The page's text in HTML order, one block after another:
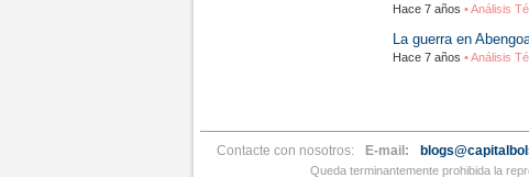
Hace 7 años • Análisis
La guerra en
Hace 7 años • Análisis
Contacte con nosotros: E-mail:
Queda terminantemente prohibida la